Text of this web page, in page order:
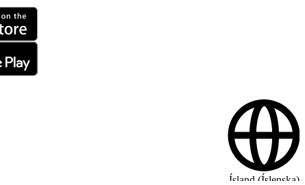
Ísland (Íslenska)